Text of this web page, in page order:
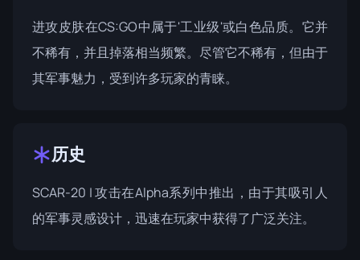
进攻皮肤在CS:GO中属于'工业级'或白色品质。它并
不稀有，并且掉落相当频繁。尽管它不稀有，但由于
其军事魅力，受到许多玩家的青睐。
历史
SCAR-20 | 攻击在Alpha系列中推出，由于其吸引人
的军事灵感设计，迅速在玩家中获得了广泛关注。